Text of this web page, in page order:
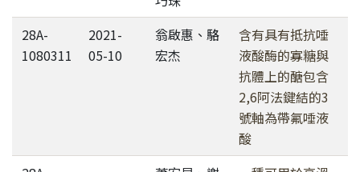
28A-
1080311
2021-
05-10
翁啟惠、駱
宏杰
含有具有抵抗唾
液酸酶的寡糖與
抗體上的醣包含
2,6阿法鍵結的3
號軸為帶氟唾液
酸